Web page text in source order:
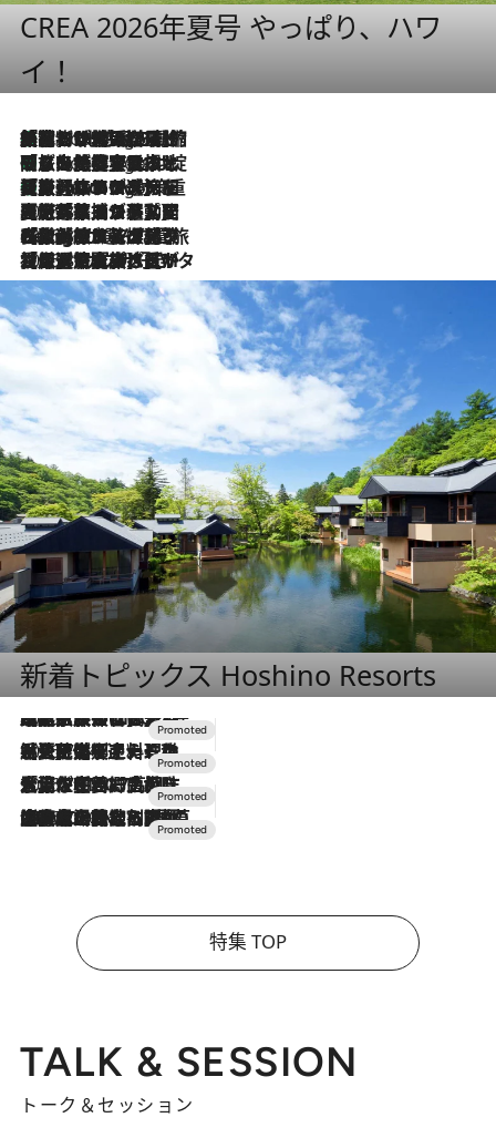
CREA 2026年夏号 やっぱり、ハワ
イ！
8 Hours Ago
「荷物が増えるほど旅ストレスは増す」美容ジャーナリストがたどり着いた最終結論。“化粧品を劇的に減らす”感動の凝縮美容とは
8 Hours Ago
「旅先には金髪ウィッグを持参」日本と同じメイクでは損してる!? 美容ジャーナリストが提案する“掟破りの旅美容”とは
8 Hours Ago
【厳選旅コスメ】「身軽さ＆UV対策重視！」ヘアアーティストshucoが選んだ夏旅ベストコスメを発表【Mサイズジップ】
2026.8.5
【厳選旅コスメ】国内をあちこち移動する河井菜摘が選んだ夏旅ベストコスメ発表！「リラックスアイテムはマスト」【Mサイズジップ】
2026.8.4
【厳選旅コスメ】「紫外線＆乾燥対策しながらメイク感も！」ヘア＆メイクGeorgeが選んだ夏旅ベストコスメを発表！【Mサイズジップ】
2026.8.3
【厳選旅コスメ】「保湿もタイパ重視！」“サウナ好き”タレント清水みさとが愛用する夏旅ベストコスメを発表！【Mサイズジップ】
新着トピックス Hoshino Resorts
2026.7.31
【ホテル帰省】という選択肢をOMOが提案。家族とほどよい距離を保つには「昼は実家、夜は気兼ねなくホテルで！」
2026.7.24
【夏限定ディナーコース】旬を迎える稚鮎や花ズッキーニなどをイタリア・トスカーナの郷土料理の手法で満喫！
2026.7.17
「土佐和ハーブかき氷」がOMO7高知に登場！生姜、山椒、大葉など目にも舌にも涼を呼ぶ郷土の味
2026.7.10
NEW OPEN！【界 草津】名湯の地に誕生。趣の異なる2種の温泉と上州ならではの会席・蕎麦割烹など美食を味わう究極の癒やし旅
特集 TOP
TALK & SESSION
トーク＆セッション